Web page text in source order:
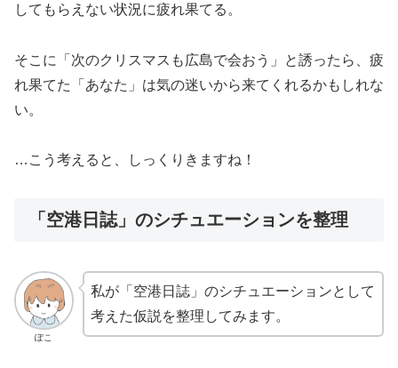
してもらえない状況に疲れ果てる。
そこに「次のクリスマスも広島で会おう」と誘ったら、疲
れ果てた「あなた」は気の迷いから来てくれるかもしれな
い。
…こう考えると、しっくりきますね！
「空港日誌」のシチュエーションを整理
ぽこ
私が「空港日誌」のシチュエーションとして
考えた仮説を整理してみます。